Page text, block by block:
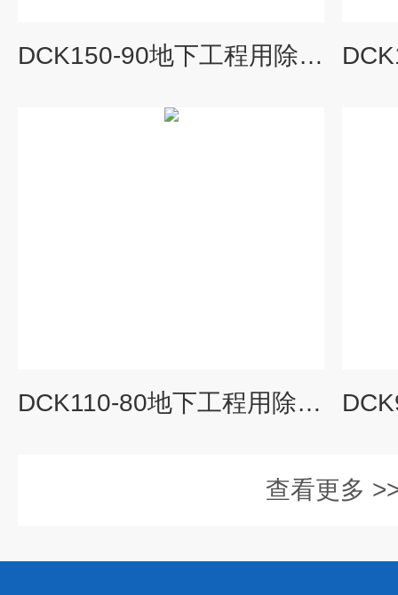
DCK150-90地下工程用除湿空调机
DCK110-80地下工程用除湿空调机
查看更多